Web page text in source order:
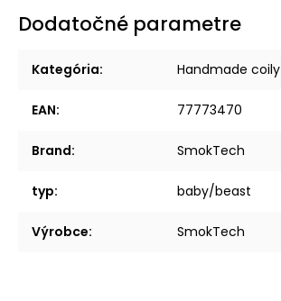
Dodatočné parametre
Kategória: Handmade coily
EAN: 77773470
Brand: SmokTech
typ: baby/beast
Výrobce: SmokTech